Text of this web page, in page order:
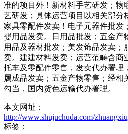
准的项目外！新材料手艺研发；物
艺研发；具体运营项目以相关部分
家具零配件发卖！电子元器件批发
婴用品发卖。日用品批发；五金产
用品及器材批发；美发饰品发卖；
卖。建建材料发卖；运营范畴含商
托车及零配件零售；发卖代办署理
属成品发卖；五金产物零售；经相
勾当，国内货色运输代办署理。
本文网址：
http://www.shujuchuda.com/
标签：